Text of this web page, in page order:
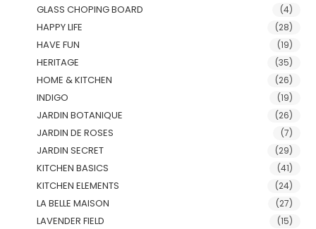
GLASS CHOPING BOARD (4)
HAPPY LIFE (28)
HAVE FUN (19)
HERITAGE (35)
HOME & KITCHEN (26)
INDIGO (19)
JARDIN BOTANIQUE (26)
JARDIN DE ROSES (7)
JARDIN SECRET (29)
KITCHEN BASICS (41)
KITCHEN ELEMENTS (24)
LA BELLE MAISON (27)
LAVENDER FIELD (15)